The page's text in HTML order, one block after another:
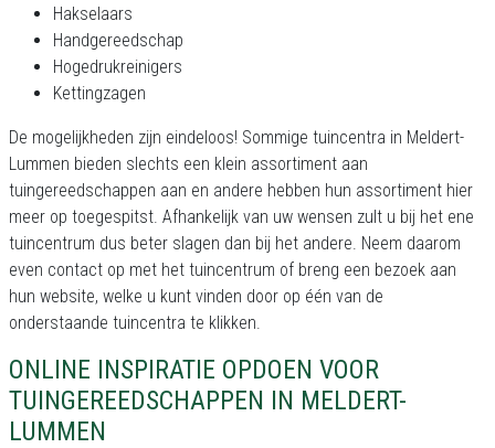
Hakselaars
Handgereedschap
Hogedrukreinigers
Kettingzagen
De mogelijkheden zijn eindeloos! Sommige tuincentra in Meldert-
Lummen bieden slechts een klein assortiment aan
tuingereedschappen aan en andere hebben hun assortiment hier
meer op toegespitst. Afhankelijk van uw wensen zult u bij het ene
tuincentrum dus beter slagen dan bij het andere. Neem daarom
even contact op met het tuincentrum of breng een bezoek aan
hun website, welke u kunt vinden door op één van de
onderstaande tuincentra te klikken.
ONLINE INSPIRATIE OPDOEN VOOR
TUINGEREEDSCHAPPEN IN MELDERT-
LUMMEN